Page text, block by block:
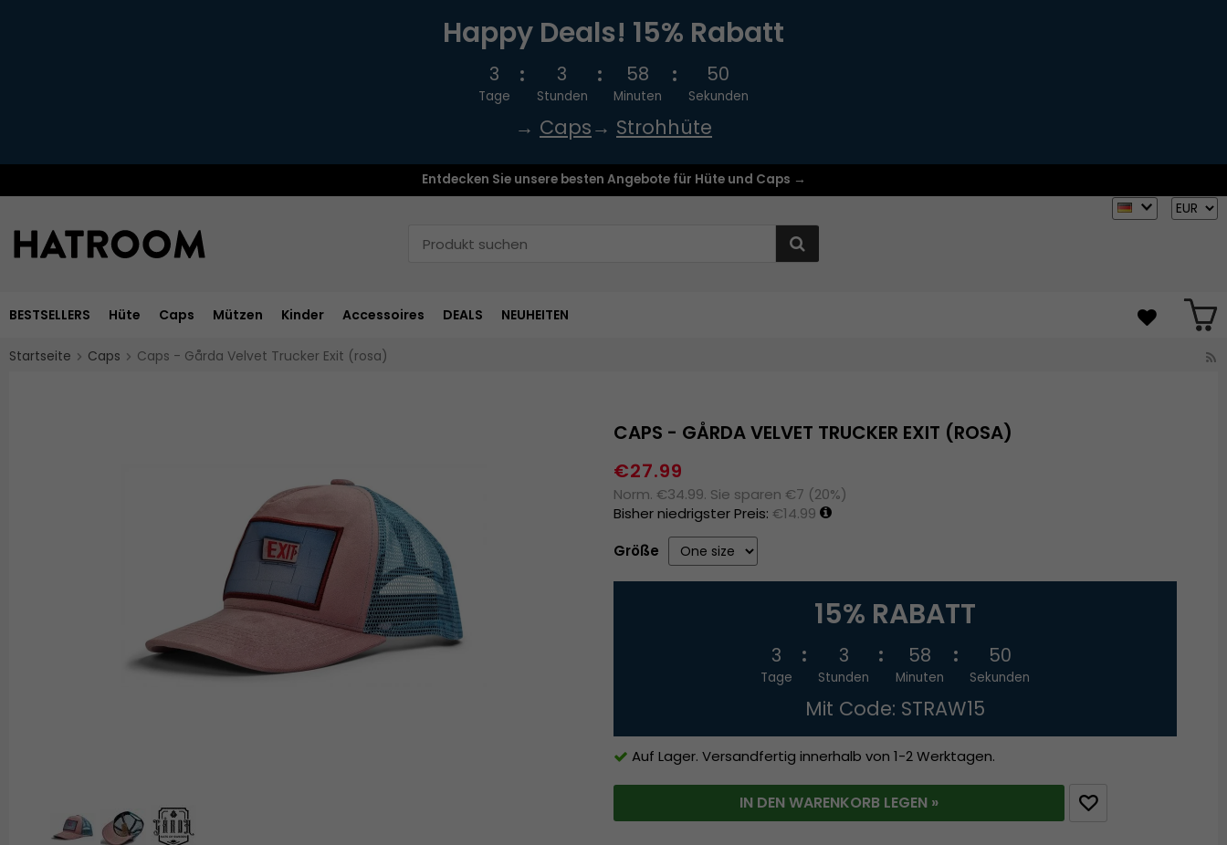
Happy Deals! 15% Rabatt
3
Tage
3
Stunden
58
Minuten
50
Sekunden
→ Caps→ Strohhüte
Entdecken Sie unsere besten Angebote für Hüte und Caps →
BESTSELLERS Hüte Caps Mützen Kinder Accessoires DEALS NEUHEITEN
Startseite Caps Caps - Gårda Velvet Trucker Exit (rosa)
CAPS - GÅRDA VELVET TRUCKER EXIT (ROSA)
€27.99
Norm. €34.99. Sie sparen €7 (20%)
Bisher niedrigster Preis: €14.99
Größe
15% RABATT
3
Tage
3
Stunden
58
Minuten
50
Sekunden
Mit Code: STRAW15
Auf Lager. Versandfertig innerhalb von 1-2 Werktagen.
IN DEN WARENKORB LEGEN »